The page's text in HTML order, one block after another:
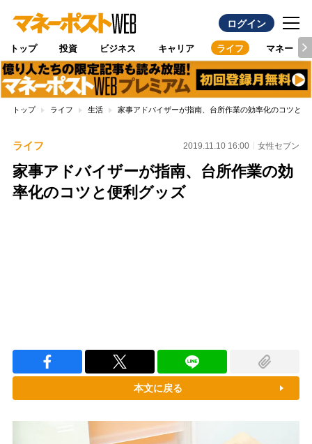
ログイン
トップ 投資 ビジネス キャリア ライフ マネー
トップ ライフ 生活 家事アドバイザーが指南、台所作業の効率化のコツと便
ライフ 2019.11.10 16:00 女性セブン
家事アドバイザーが指南、台所作業の効
率化のコツと便利グッズ
本文に戻る